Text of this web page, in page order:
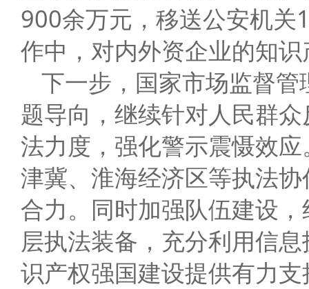
900余万元，移送公安机关
作中，对内外资企业的知
下一步，国家市场监督
题导向，继续针对人民群
法力度，强化警示震慑效
津冀、淮海经济区等执法
合力。同时加强队伍建设
层执法装备，充分利用信
识产权强国建设提供有力